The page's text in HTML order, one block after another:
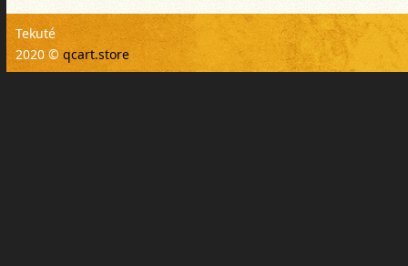
Tekuté
2020 © qcart.store